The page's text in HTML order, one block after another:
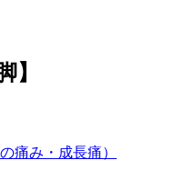
】
痛み・成長痛）